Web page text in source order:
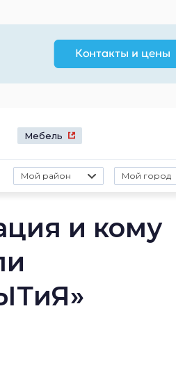
Мебель
Мой район Мой город
и кому